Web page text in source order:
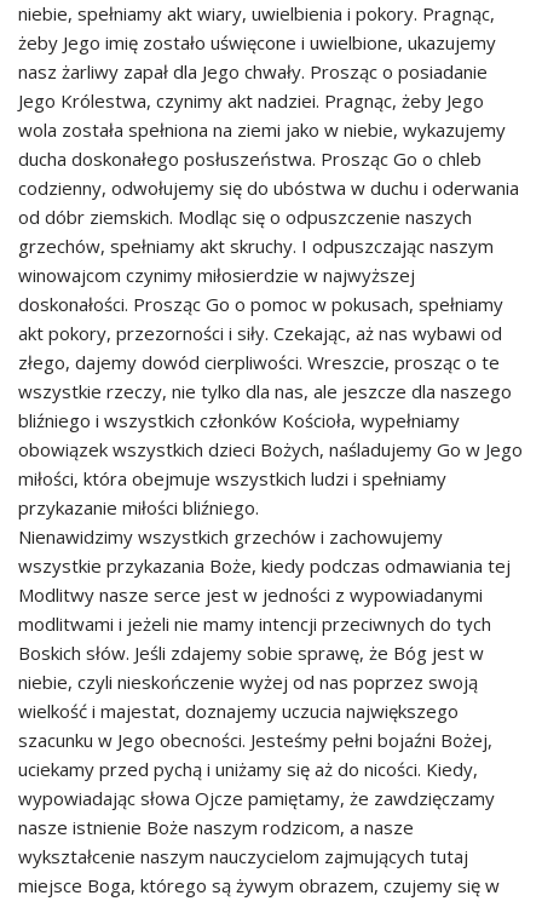
niebie, spełniamy akt wiary, uwielbienia i pokory. Pragnąc,
żeby Jego imię zostało uświęcone i uwielbione, ukazujemy
nasz żarliwy zapał dla Jego chwały. Prosząc o posiadanie
Jego Królestwa, czynimy akt nadziei. Pragnąc, żeby Jego
wola została spełniona na ziemi jako w niebie, wykazujemy
ducha doskonałego posłuszeństwa. Prosząc Go o chleb
codzienny, odwołujemy się do ubóstwa w duchu i oderwania
od dóbr ziemskich. Modląc się o odpuszczenie naszych
grzechów, spełniamy akt skruchy. I odpuszczając naszym
winowajcom czynimy miłosierdzie w najwyższej
doskonałości. Prosząc Go o pomoc w pokusach, spełniamy
akt pokory, przezorności i siły. Czekając, aż nas wybawi od
złego, dajemy dowód cierpliwości. Wreszcie, prosząc o te
wszystkie rzeczy, nie tylko dla nas, ale jeszcze dla naszego
bliźniego i wszystkich członków Kościoła, wypełniamy
obowiązek wszystkich dzieci Bożych, naśladujemy Go w Jego
miłości, która obejmuje wszystkich ludzi i spełniamy
przykazanie miłości bliźniego.
Nienawidzimy wszystkich grzechów i zachowujemy
wszystkie przykazania Boże, kiedy podczas odmawiania tej
Modlitwy nasze serce jest w jedności z wypowiadanymi
modlitwami i jeżeli nie mamy intencji przeciwnych do tych
Boskich słów. Jeśli zdajemy sobie sprawę, że Bóg jest w
niebie, czyli nieskończenie wyżej od nas poprzez swoją
wielkość i majestat, doznajemy uczucia największego
szacunku w Jego obecności. Jesteśmy pełni bojaźni Bożej,
uciekamy przed pychą i uniżamy się aż do nicości. Kiedy,
wypowiadając słowa Ojcze pamiętamy, że zawdzięczamy
nasze istnienie Boże naszym rodzicom, a nasze
wykształcenie naszym nauczycielom zajmujących tutaj
miejsce Boga, którego są żywym obrazem, czujemy się w